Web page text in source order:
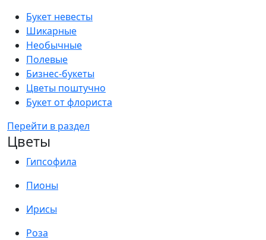
Букет невесты
Шикарные
Необычные
Полевые
Бизнес-букеты
Цветы поштучно
Букет от флориста
Перейти в раздел
Цветы
Гипсофила
Пионы
Ирисы
Роза